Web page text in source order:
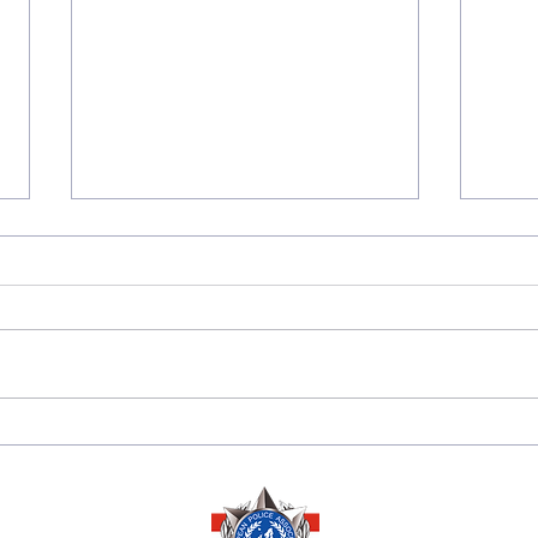
BEZIEHUNGEN
ZWISCHEN PERU 🇵🇪